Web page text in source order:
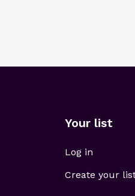
Your list
Log in
Create your